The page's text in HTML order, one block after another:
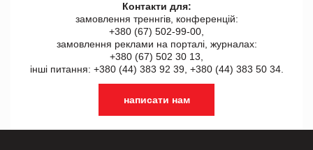
Контакти для:
замовлення треннгів, конференцій:
+380 (67) 502-99-00,
замовлення реклами на порталі, журналах:
+380 (67) 502 30 13,
інші питання: +380 (44) 383 92 39, +380 (44) 383 50 34.
написати нам